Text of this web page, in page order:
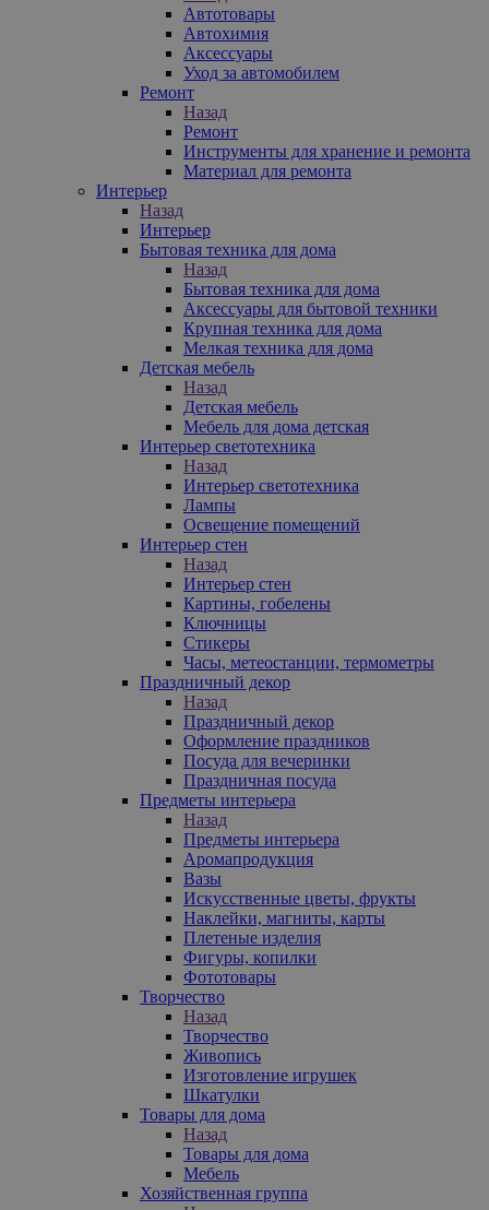
Автотовары
Автохимия
Аксессуары
Уход за автомобилем
Ремонт
Назад
Ремонт
Инструменты для хранение и ремонта
Материал для ремонта
Интерьер
Назад
Интерьер
Бытовая техника для дома
Назад
Бытовая техника для дома
Аксессуары для бытовой техники
Крупная техника для дома
Мелкая техника для дома
Детская мебель
Назад
Детская мебель
Мебель для дома детская
Интерьер светотехника
Назад
Интерьер светотехника
Лампы
Освещение помещений
Интерьер стен
Назад
Интерьер стен
Картины, гобелены
Ключницы
Стикеры
Часы, метеостанции, термометры
Праздничный декор
Назад
Праздничный декор
Оформление праздников
Посуда для вечеринки
Праздничная посуда
Предметы интерьера
Назад
Предметы интерьера
Аромапродукция
Вазы
Искусственные цветы, фрукты
Наклейки, магниты, карты
Плетеные изделия
Фигуры, копилки
Фототовары
Творчество
Назад
Творчество
Живопись
Изготовление игрушек
Шкатулки
Товары для дома
Назад
Товары для дома
Мебель
Хозяйственная группа